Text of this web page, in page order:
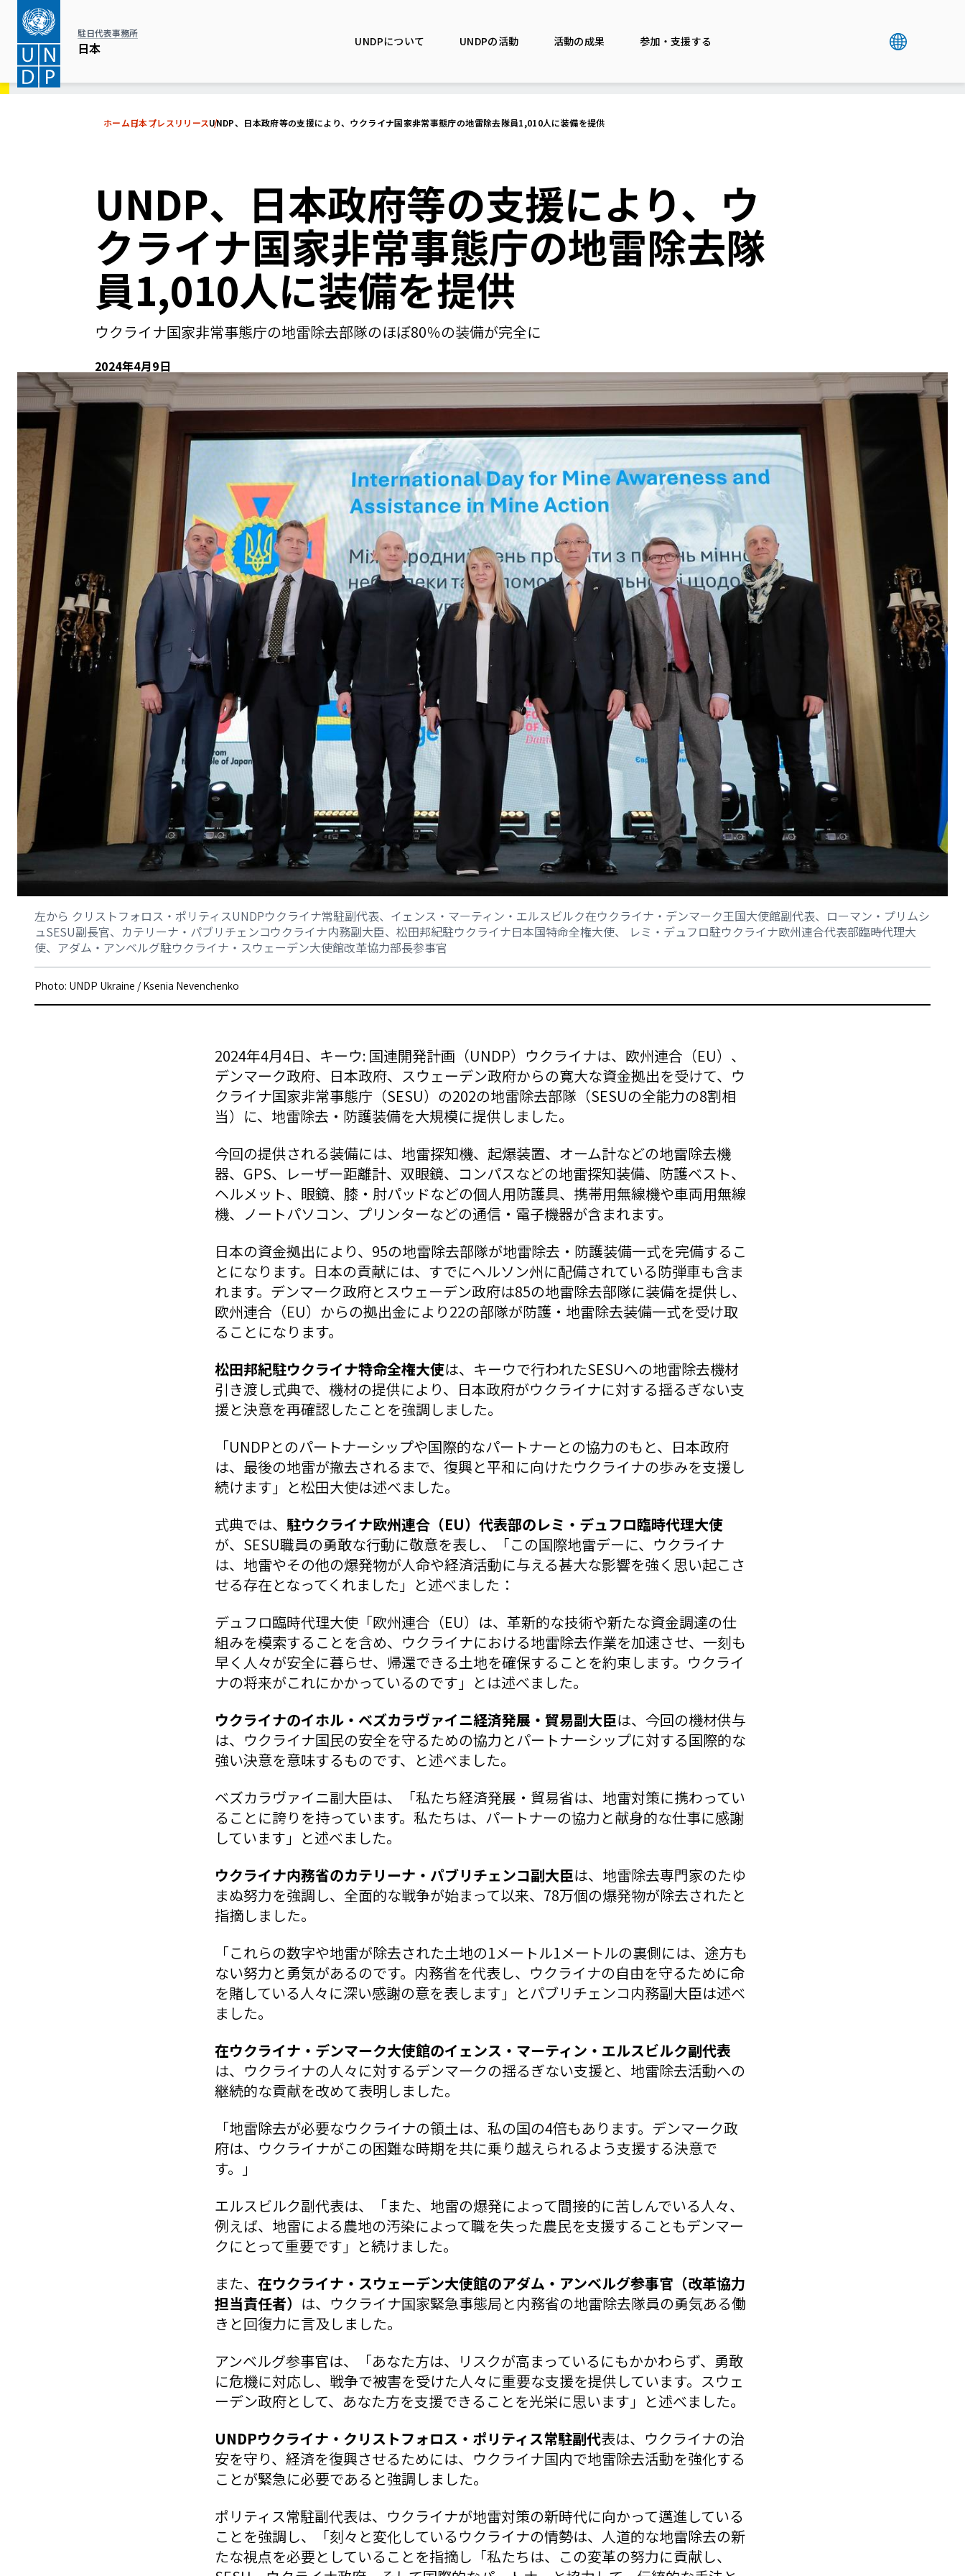
ン
駐日代表事務所
日本 UNDPについて UNDPの活動 活動の成果 参加・支援する
ホーム日本プレスリリースUNDP、日本政府等の支援により、ウクライナ国家非常事態庁の地雷除去隊員1,010人に装備を提供
UNDP、日本政府等の支援により、ウ
クライナ国家非常事態庁の地雷除去隊
員1,010人に装備を提供
ウクライナ国家非常事態庁の地雷除去部隊のほぼ80％の装備が完全に
2024年4月9日
左から クリストフォロス・ポリティスUNDPウクライナ常駐副代表、イェンス・マーティン・エルスビルク在ウクライナ・デンマーク王国大使館副代表、ローマン・プリムシ
ュSESU副長官、カテリーナ・パブリチェンコウクライナ内務副大臣、松田邦紀駐ウクライナ日本国特命全権大使、 レミ・デュフロ駐ウクライナ欧州連合代表部臨時代理大
使、アダム・アンベルグ駐ウクライナ・スウェーデン大使館改革協力部長参事官
Photo: UNDP Ukraine / Ksenia Nevenchenko
2024年4月4日、キーウ: 国連開発計画（UNDP）ウクライナは、欧州連合（EU）、
デンマーク政府、日本政府、スウェーデン政府からの寛大な資金拠出を受けて、ウ
クライナ国家非常事態庁（SESU）の202の地雷除去部隊（SESUの全能力の8割相
当）に、地雷除去・防護装備を大規模に提供しました。
今回の提供される装備には、地雷探知機、起爆装置、オーム計などの地雷除去機
器、GPS、レーザー距離計、双眼鏡、コンパスなどの地雷探知装備、防護ベスト、
ヘルメット、眼鏡、膝・肘パッドなどの個人用防護具、携帯用無線機や車両用無線
機、ノートパソコン、プリンターなどの通信・電子機器が含まれます。
日本の資金拠出により、95の地雷除去部隊が地雷除去・防護装備一式を完備するこ
とになります。日本の貢献には、すでにへルソン州に配備されている防弾車も含ま
れます。デンマーク政府とスウェーデン政府は85の地雷除去部隊に装備を提供し、
欧州連合（EU）からの拠出金により22の部隊が防護・地雷除去装備一式を受け取
ることになります。
松田邦紀駐ウクライナ特命全権大使は、キーウで行われたSESUへの地雷除去機材
引き渡し式典で、機材の提供により、日本政府がウクライナに対する揺るぎない支
援と決意を再確認したことを強調しました。
「UNDPとのパートナーシップや国際的なパートナーとの協力のもと、日本政府
は、最後の地雷が撤去されるまで、復興と平和に向けたウクライナの歩みを支援し
続けます」と松田大使は述べました。
式典では、 駐ウクライナ欧州連合（EU）代表部のレミ・デュフロ臨時代理大使
が、SESU職員の勇敢な行動に敬意を表し、「この国際地雷デーに、ウクライナ
は、地雷やその他の爆発物が人命や経済活動に与える甚大な影響を強く思い起こさ
せる存在となってくれました」と述べました：
デュフロ臨時代理大使「欧州連合（EU）は、革新的な技術や新たな資金調達の仕
組みを模索することを含め、ウクライナにおける地雷除去作業を加速させ、一刻も
早く人々が安全に暮らせ、帰還できる土地を確保することを約束します。ウクライ
ナの将来がこれにかかっているのです」とは述べました。
ウクライナのイホル・ベズカラヴァイニ経済発展・貿易副大臣は、今回の機材供与
は、ウクライナ国民の安全を守るための協力とパートナーシップに対する国際的な
強い決意を意味するものです、と述べました。
ベズカラヴァイニ副大臣は、「私たち経済発展・貿易省は、地雷対策に携わってい
ることに誇りを持っています。私たちは、パートナーの協力と献身的な仕事に感謝
しています」と述べました。
ウクライナ内務省のカテリーナ・パブリチェンコ副大臣は、地雷除去専門家のたゆ
まぬ努力を強調し、全面的な戦争が始まって以来、78万個の爆発物が除去されたと
指摘しました。
「これらの数字や地雷が除去された土地の1メートル1メートルの裏側には、途方も
ない努力と勇気があるのです。内務省を代表し、ウクライナの自由を守るために命
を賭している人々に深い感謝の意を表します」とパブリチェンコ内務副大臣は述べ
ました。
在ウクライナ・デンマーク大使館のイェンス・マーティン・エルスビルク副代表
は、ウクライナの人々に対するデンマークの揺るぎない支援と、地雷除去活動への
継続的な貢献を改めて表明しました。
「地雷除去が必要なウクライナの領土は、私の国の4倍もあります。デンマーク政
府は、ウクライナがこの困難な時期を共に乗り越えられるよう支援する決意で
す。」
エルスビルク副代表は、「また、地雷の爆発によって間接的に苦しんでいる人々、
例えば、地雷による農地の汚染によって職を失った農民を支援することもデンマー
クにとって重要です」と続けました。
また、 在ウクライナ・スウェーデン大使館のアダム・アンベルグ参事官（改革協力
担当責任者） は、ウクライナ国家緊急事態局と内務省の地雷除去隊員の勇気ある働
きと回復力に言及しました。
アンベルグ参事官は、「あなた方は、リスクが高まっているにもかかわらず、勇敢
に危機に対応し、戦争で被害を受けた人々に重要な支援を提供しています。スウェ
ーデン政府として、あなた方を支援できることを光栄に思います」と述べました。
UNDPウクライナ・クリストフォロス・ポリティス常駐副代表は、ウクライナの治
安を守り、経済を復興させるためには、ウクライナ国内で地雷除去活動を強化する
ことが緊急に必要であると強調しました。
ポリティス常駐副代表は、ウクライナが地雷対策の新時代に向かって邁進している
ことを強調し、「刻々と変化しているウクライナの情勢は、人道的な地雷除去の新
たな視点を必要としていることを指摘し「私たちは、この変革の努力に貢献し、